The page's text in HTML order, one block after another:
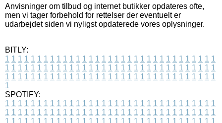
Anvisninger om tilbud og internet butikker opdateres ofte,
men vi tager forbehold for rettelser der eventuelt er
udarbejdet siden vi nyligst opdaterede vores oplysninger.
BITLY:
1 1 1 1 1 1 1 1 1 1 1 1 1 1 1 1 1 1 1 1 1 1 1 1 1 1 1 1 1 1 1 1 1
1 1 1 1 1 1 1 1 1 1 1 1 1 1 1 1 1 1 1 1 1 1 1 1 1 1 1 1 1 1 1 1 1
1 1 1 1 1 1 1 1 1 1 1 1 1 1 1 1 1 1 1 1 1 1 1 1 1 1 1 1 1 1 1 1 1
1
SPOTIFY:
1 1 1 1 1 1 1 1 1 1 1 1 1 1 1 1 1 1 1 1 1 1 1 1 1 1 1 1 1 1 1 1 1
1 1 1 1 1 1 1 1 1 1 1 1 1 1 1 1 1 1 1 1 1 1 1 1 1 1 1 1 1 1 1 1 1
1 1 1 1 1 1 1 1 1 1 1 1 1 1 1 1 1 1 1 1 1 1 1 1 1 1 1 1 1 1 1 1 1